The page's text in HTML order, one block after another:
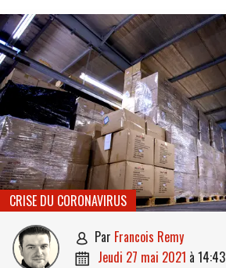
CRISE DU CORONAVIRUS
 par Francois Remy
 jeudi 27 mai 2021 à 14:43